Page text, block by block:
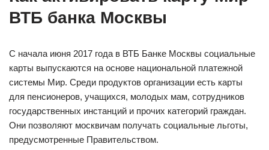
ВТБ банка Москвы
С начала июня 2017 года в ВТБ Банке Москвы социальные
карты выпускаются на основе национальной платежной
системы Мир. Среди продуктов организации есть карты
для пенсионеров, учащихся, молодых мам, сотрудников
государственных инстанций и прочих категорий граждан.
Они позволяют москвичам получать социальные льготы,
предусмотренные Правительством.